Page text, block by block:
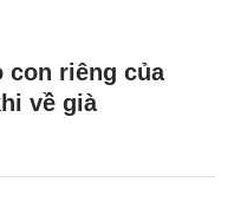
con riêng của
về già